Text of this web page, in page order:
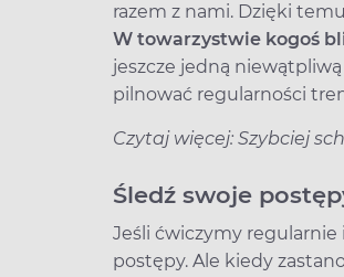
razem z nami. Dzięki
W towarzystwie kogoś
jeszcze jedną
pilnować regularności
Czytaj więcej: Szybciej
Śledź swoje
Jeśli ćwiczymy
postępy. Ale kiedy